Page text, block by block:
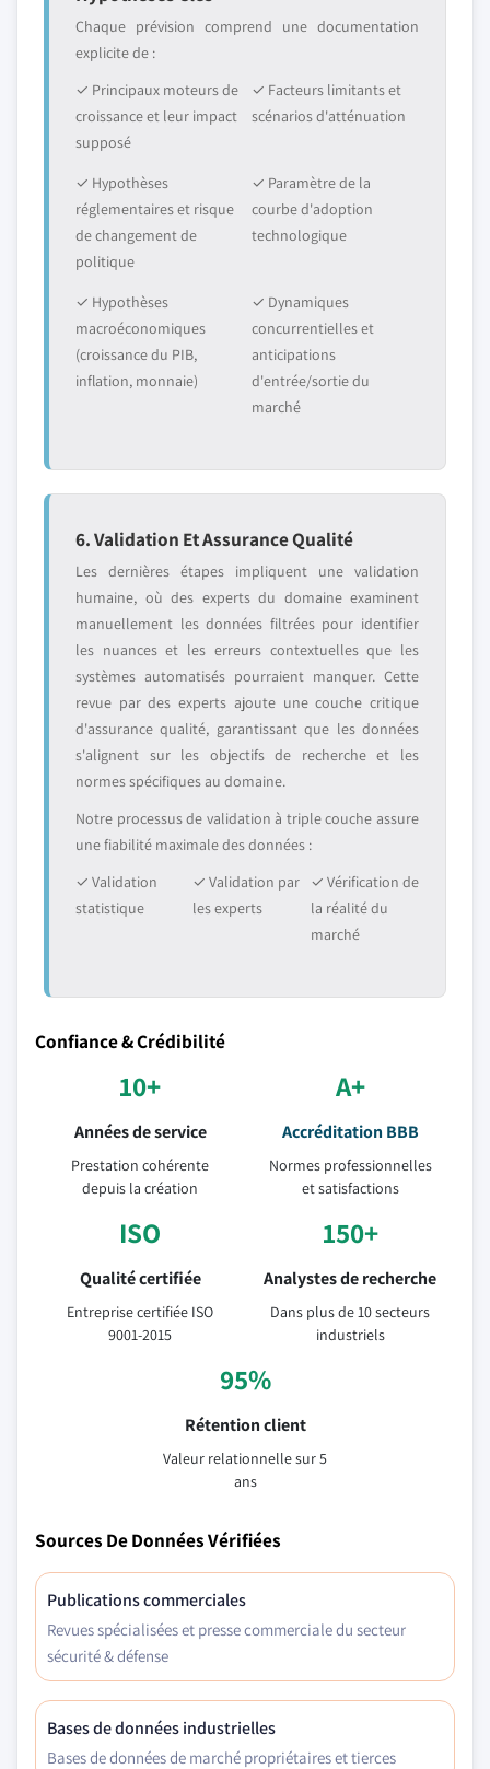
Chaque prévision comprend une documentation
explicite de :
✓ Principaux moteurs de
croissance et leur impact
supposé
✓ Facteurs limitants et
scénarios d'atténuation
✓ Hypothèses
réglementaires et risque
de changement de
politique
✓ Paramètre de la
courbe d'adoption
technologique
✓ Hypothèses
macroéconomiques
(croissance du PIB,
inflation, monnaie)
✓ Dynamiques
concurrentielles et
anticipations
d'entrée/sortie du
marché
6. Validation Et Assurance Qualité
Les dernières étapes impliquent une validation
humaine, où des experts du domaine examinent
manuellement les données filtrées pour identifier
les nuances et les erreurs contextuelles que les
systèmes automatisés pourraient manquer. Cette
revue par des experts ajoute une couche critique
d'assurance qualité, garantissant que les données
s'alignent sur les objectifs de recherche et les
normes spécifiques au domaine.
Notre processus de validation à triple couche assure
une fiabilité maximale des données :
✓ Validation
statistique
✓ Validation par
les experts
✓ Vérification de
la réalité du
marché
Confiance & Crédibilité
10+
Années de service
Prestation cohérente
depuis la création
A+
Accréditation BBB
Normes professionnelles
et satisfactions
ISO
Qualité certifiée
Entreprise certifiée ISO
9001-2015
150+
Analystes de recherche
Dans plus de 10 secteurs
industriels
95%
Rétention client
Valeur relationnelle sur 5
ans
Sources De Données Vérifiées
Publications commerciales
Revues spécialisées et presse commerciale du secteur
sécurité & défense
Bases de données industrielles
Bases de données de marché propriétaires et tierces